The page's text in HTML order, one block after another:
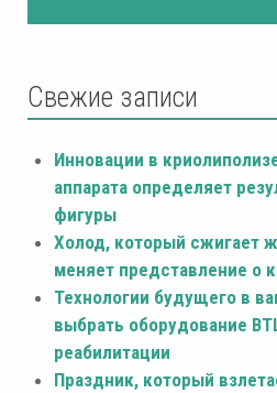
Свежие записи
Инновации в
аппарата определяет
фигуры
Холод, который сжигает
меняет представление о
Технологии будущего в
выбрать оборудование
реабилитации
Праздник, который